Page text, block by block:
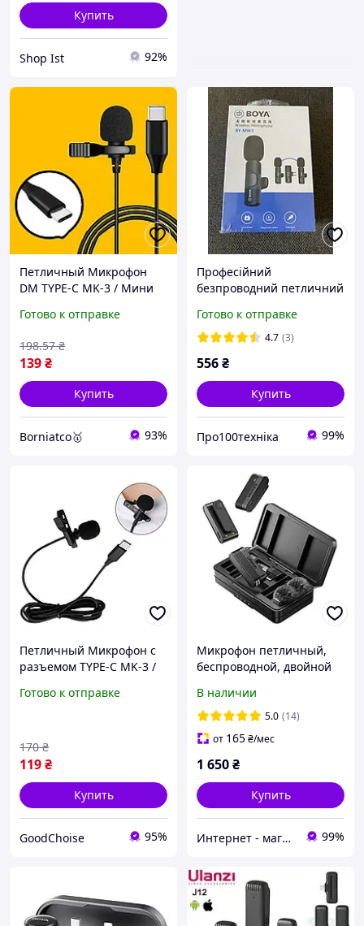
Купить
Shop Ist 92%
Петличный Микрофон
DM TYPE-C MK-3 / Мини
/ Микрофон петличка для
Готово к отправке
139₴
198.57 ₴
Купить
Borniatco🥇 93%
Професійний
безпроводний петличний
шт. з Type-C Петлічка для
айфона андроїда
Готово к отправке
4.7 (3)
556₴
Купить
Про100техніка 99%
Петличный Микрофон с
разъемом TYPE-C MK-3 /
Микрофон петличка для
Готово к отправке
119₴
170 ₴
Купить
GoodChoise 95%
Микрофон петличный,
беспроводной, двойной
смартфонов с разъемом
USB Type-C, 3.5mm
В наличии
5.0 (14)
от 165₴/мес
1 650₴
Купить
Интернет - магазин "Балу" 99%